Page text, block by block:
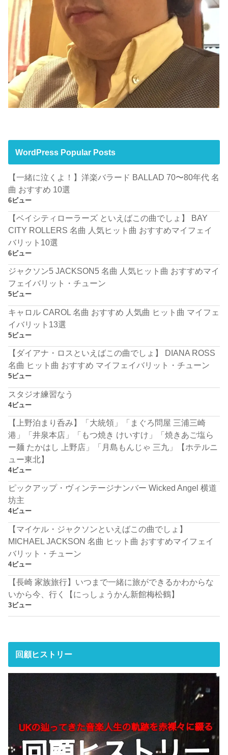
WordPress Popular Posts
【一緒に泣くよ！】洋楽バラード BALLAD 70〜80年代 名
曲 おすすめ 10選
6ビュー
【ベイシティローラーズ といえばこの曲でしょ】 BAY
CITY ROLLERS 名曲 人気ヒット曲 おすすめマイフェイ
バリット10選
6ビュー
ジャクソン5 JACKSON5 名曲 人気ヒット曲 おすすめマイ
フェイバリット・チューン
5ビュー
キャロル CAROL 名曲 おすすめ 人気曲 ヒット曲 マイフェ
イバリット13選
5ビュー
【ダイアナ・ロスといえばこの曲でしょ】 DIANA ROSS
名曲 ヒット曲 おすすめ マイフェイバリット・チューン
5ビュー
スタジオ練習なう
4ビュー
【上野泊まり呑み】「大統領」「まぐろ問屋 三浦三崎
港」「井泉本店」「もつ焼き けいすけ」「焼きあご塩ら
ー麺 たかはし 上野店」「月島もんじゃ 三九」【ホテルニ
ュー東北】
4ビュー
ピックアップ・ヴィンテージナンバー Wicked Angel 横道
坊主
4ビュー
【マイケル・ジャクソンといえばこの曲でしょ】
MICHAEL JACKSON 名曲 ヒット曲 おすすめマイフェイ
バリット・チューン
4ビュー
【長崎 家族旅行】いつまで一緒に旅ができるかわからな
いから今、行く【にっしょうかん新館梅松鶴】
3ビュー
回顧ヒストリー